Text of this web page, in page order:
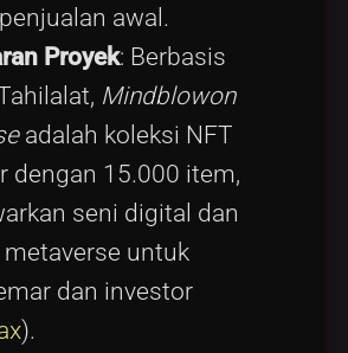
awal.
Proyek: Berbasis
Mindblowon
adalah koleksi NFT
dengan 15.000 item,
seni digital dan
untuk
dan investor
).